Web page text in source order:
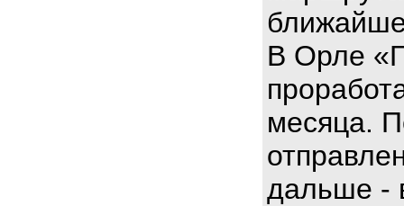
В Орле
месяца.
дальше -